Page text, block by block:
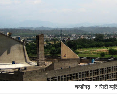
चण्डीगढ़ - द सिटी